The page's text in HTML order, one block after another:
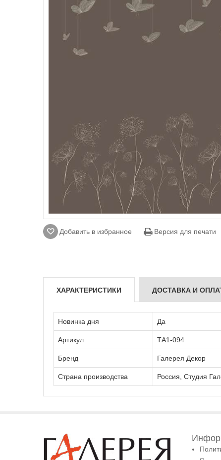
Добавить в избранное Версия для печати
ХАРАКТЕРИСТИКИ ДОСТАВКА И
Новинка дня Да
Артикул ТА1-094
Бренд Галерея Декор
Страна производства Россия, Студия